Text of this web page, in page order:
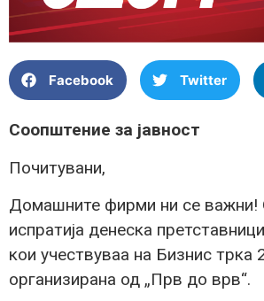
Facebook Twitter
Соопштение за јавност
Почитувани,
Домашните фирми ни се важни!
испратија денеска
кои учествуваа на Бизнис трка
организирана од „Прв до врв“.